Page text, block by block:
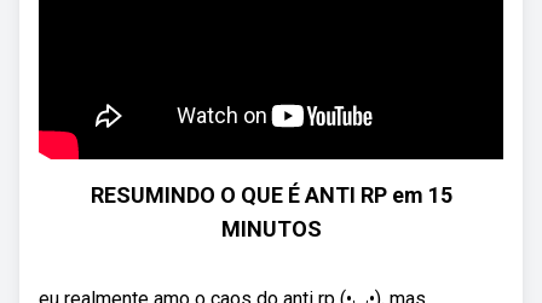
RESUMINDO O QUE É ANTI RP em 15
MINUTOS